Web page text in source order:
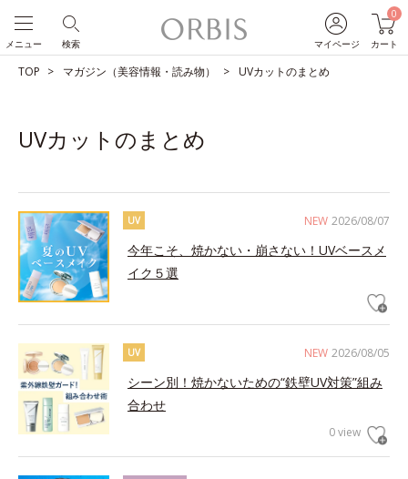
マイページ
0
カート
検索
メニュー
TOP マガジン（美容情報・読み物） UVカットのまとめ
UVカットのまとめ
NEW 2026/08/07
UV
今年こそ、焼かない・崩さない！UVベースメ
イク５選
NEW 2026/08/05
UV
シーン別！焼かないための“鉄壁UV対策”組み
合わせ
0 view